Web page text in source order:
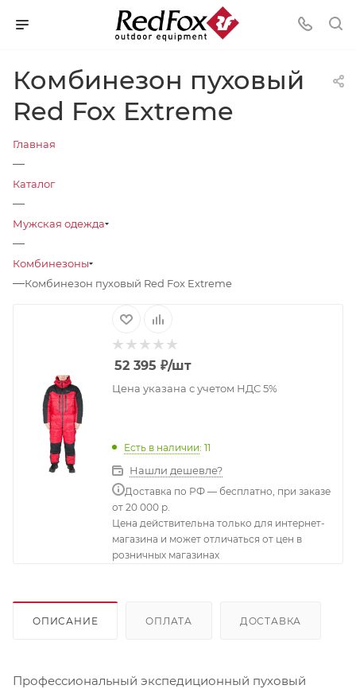
Комбинезон пуховый
Red Fox Extreme
Главная
—
Каталог
—
Мужская одежда
—
Комбинезоны
—Комбинезон пуховый Red Fox Extreme
52 395 ₽/шт
Цена указана с учетом НДС 5%
Есть в наличии: 11
Нашли дешевле?
Доставка по РФ — бесплатно, при заказе
от 20 000 р.
Цена действительна только для интернет-
магазина и может отличаться от цен в
розничных магазинах
ОПИСАНИЕ ОПЛАТА ДОСТАВКА
Профессиональный экспедиционный пуховый